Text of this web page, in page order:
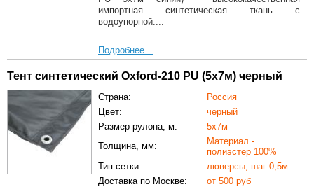
импортная синтетическая ткань с
водоупорной....
Подробнее...
Тент синтетический Oxford-210 PU (5х7м) черный
Страна:
Россия
Цвет:
черный
Размер рулона, м:
5х7м
Толщина, мм:
Материал -
полиэстер 100%
Тип сетки:
люверсы, шаг 0,5м
Доставка по Москве:
от 500 руб